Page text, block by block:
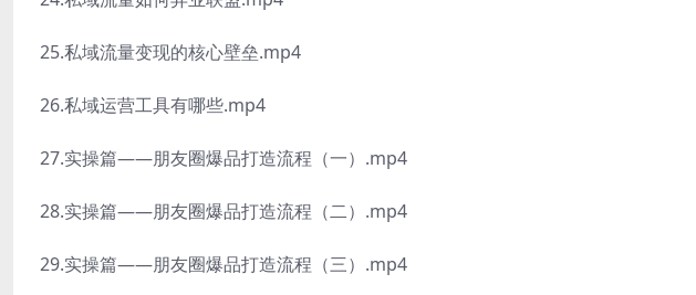
25.私域流量变现的核心壁垒.mp4
26.私域运营工具有哪些.mp4
27.实操篇——朋友圈爆品打造流程（一）.mp4
28.实操篇——朋友圈爆品打造流程（二）.mp4
29.实操篇——朋友圈爆品打造流程（三）.mp4